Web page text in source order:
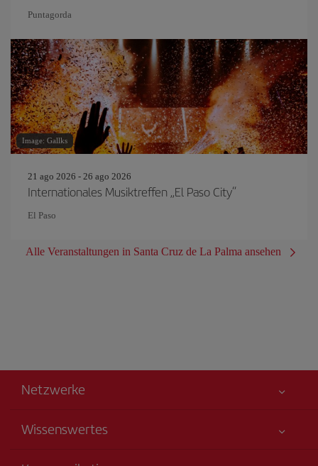
Puntagorda
Image: Gallks
21 ago 2026 - 26 ago 2026
Internationales Musiktreffen „El Paso City“
El Paso
Alle Veranstaltungen in Santa Cruz de La Palma ansehen
Netzwerke
Wissenswertes